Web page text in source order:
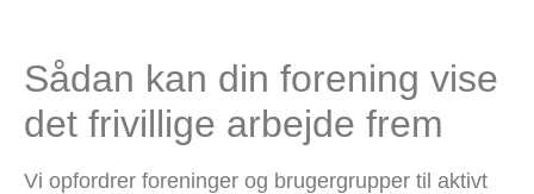
Sådan kan din forening vise
det frivillige arbejde frem
Vi opfordrer foreninger og brugergrupper til aktivt